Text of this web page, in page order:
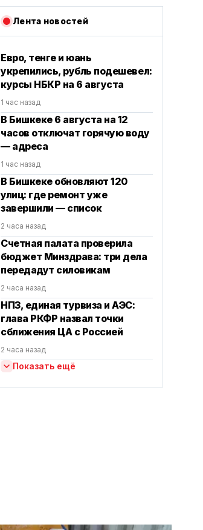
Лента новостей
Евро, тенге и юань
укрепились, рубль подешевел:
курсы НБКР на 6 августа
1 час назад
В Бишкеке 6 августа на 12
часов отключат горячую воду
— адреса
1 час назад
В Бишкеке обновляют 120
улиц: где ремонт уже
завершили — список
2 часа назад
Счетная палата проверила
бюджет Минздрава: три дела
передадут силовикам
2 часа назад
НПЗ, единая турвиза и АЭС:
глава РКФР назвал точки
сближения ЦА с Россией
2 часа назад
Показать ещё